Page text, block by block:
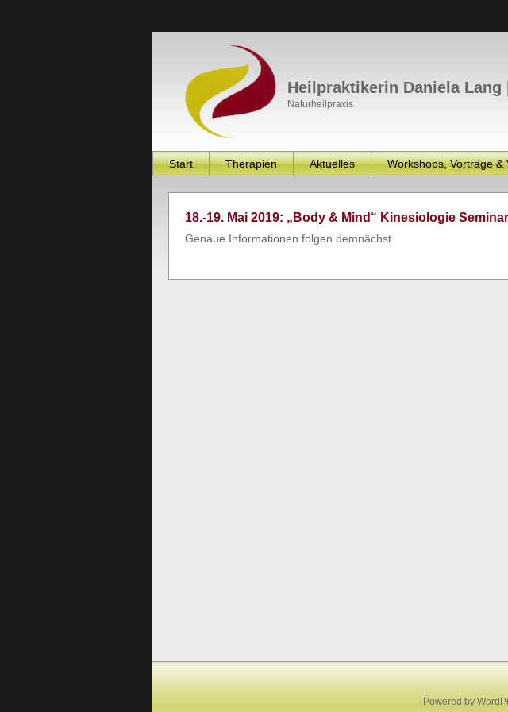
Heilpraktikerin Daniela Lang
Naturheilpraxis
Start Therapien Aktuelles Workshops, Vorträge &
18.-19. Mai 2019: „Body & Mind“ Kinesiologie
Genaue Informationen folgen demnächst
Powered by